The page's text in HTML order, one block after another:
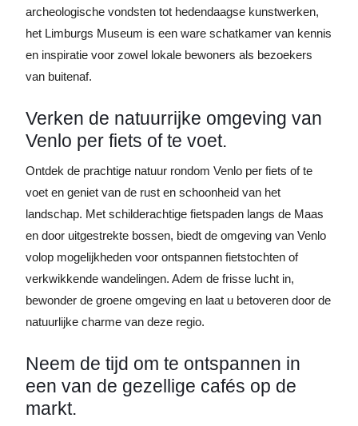
archeologische vondsten tot hedendaagse kunstwerken,
het Limburgs Museum is een ware schatkamer van kennis
en inspiratie voor zowel lokale bewoners als bezoekers
van buitenaf.
Verken de natuurrijke omgeving van
Venlo per fiets of te voet.
Ontdek de prachtige natuur rondom Venlo per fiets of te
voet en geniet van de rust en schoonheid van het
landschap. Met schilderachtige fietspaden langs de Maas
en door uitgestrekte bossen, biedt de omgeving van Venlo
volop mogelijkheden voor ontspannen fietstochten of
verkwikkende wandelingen. Adem de frisse lucht in,
bewonder de groene omgeving en laat u betoveren door de
natuurlijke charme van deze regio.
Neem de tijd om te ontspannen in
een van de gezellige cafés op de
markt.